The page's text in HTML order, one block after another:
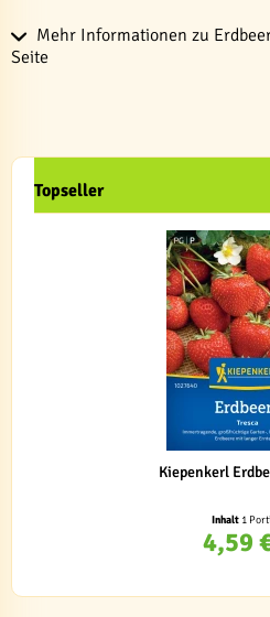
Mehr Informationen zu
Seite
Topseller
Kiepenkerl
Inhalt 1
4,59